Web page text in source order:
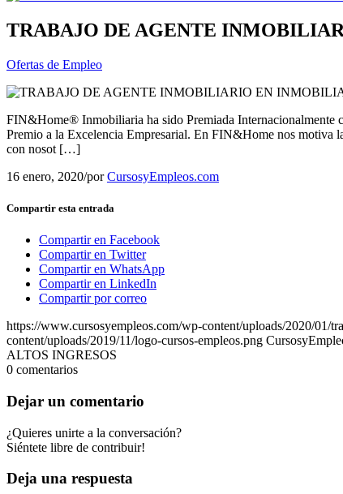
TRABAJO DE AGENTE
Ofertas de Empleo
FIN&Home® Inmobiliaria ha sido Premiada Internacionalmente
Premio a la Excelencia Empresarial. En FIN&Home nos
con nosot […]
16 enero, 2020/porCursosyEmpleos.com
Compartir esta entrada
Compartir en Facebook
Compartir en Twitter
Compartir en WhatsApp
Compartir en LinkedIn
Compartir por correo
https://www.cursosyempleos.com/wp-content/uploads/2020/01/
content/uploads/2019/11/logo-cursos-empleos.png
ALTOS INGRESOS
0 comentarios
Dejar un comentario
¿Quieres unirte a la conversación?
Siéntete libre de contribuir!
Deja una respuesta